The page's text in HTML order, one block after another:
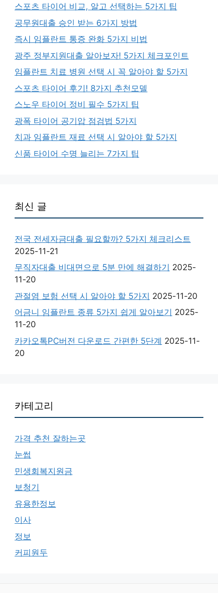
스포츠 타이어 비교, 알고 선택하는 5가지 팁
공무원대출 승인 받는 6가지 방법
즉시 임플란트 통증 완화 5가지 비법
광주 정부지원대출 알아보자! 5가지 체크포인트
임플란트 치료 병원 선택 시 꼭 알아야 할 5가지
스포츠 타이어 후기! 8가지 추천모델
스노우 타이어 정비 필수 5가지 팁
광폭 타이어 공기압 점검법 5가지
치과 임플란트 재료 선택 시 알아야 할 5가지
신품 타이어 수명 늘리는 7가지 팁
최신 글
전국 전세자금대출 필요할까? 5가지 체크리스트
2025-11-21
무직자대출 비대면으로 5분 만에 해결하기 2025-
11-20
관절염 보험 선택 시 알아야 할 5가지 2025-11-20
어금니 임플란트 종류 5가지 쉽게 알아보기 2025-
11-20
카카오톡PC버전 다운로드 간편한 5단계 2025-11-
20
카테고리
가격 추천 잘하는곳
눈썹
민생회복지원금
보청기
유용한정보
이사
정보
커피원두